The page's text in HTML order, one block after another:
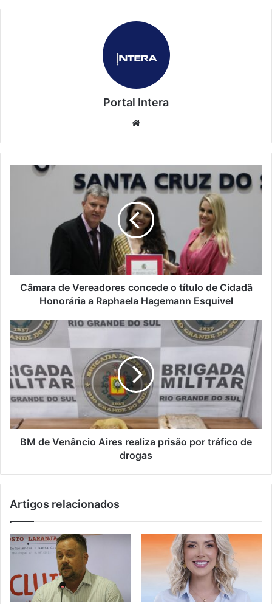
Portal Intera
Câmara de Vereadores concede o título de Cidadã
Honorária a Raphaela Hagemann Esquivel
BM de Venâncio Aires realiza prisão por tráfico de
drogas
Artigos relacionados